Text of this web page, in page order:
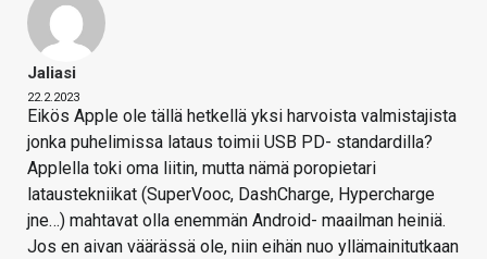
Jaliasi
22.2.2023
Eikös Apple ole tällä hetkellä yksi harvoista valmistajista
jonka puhelimissa lataus toimii USB PD- standardilla?
Applella toki oma liitin, mutta nämä poropietari
lataustekniikat (SuperVooc, DashCharge, Hypercharge
jne…) mahtavat olla enemmän Android- maailman heiniä.
Jos en aivan väärässä ole, niin eihän nuo yllämainitutkaan